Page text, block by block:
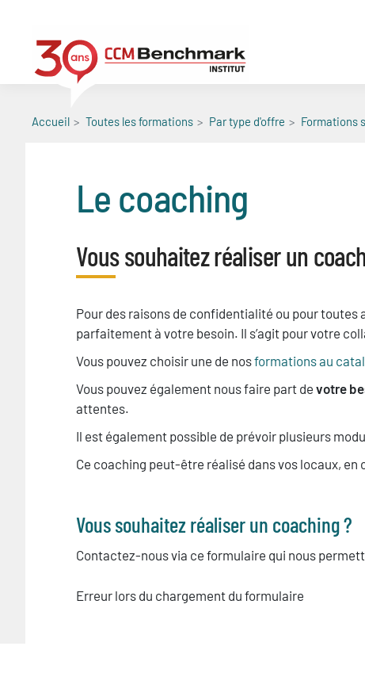
contenu
principal
Accueil Toutes les formations Par type d'offre Formations
Le coaching
Titre
Vous souhaitez réaliser un
Texte
Pour des raisons de confidentialité ou pour toutes
parfaitement à votre besoin. Il s’agit pour votre
Vous pouvez choisir une de nosformations au
Vous pouvez également nous faire part de votre
attentes.
Il est également possible de prévoir plusieurs
Ce coaching peut-être réalisé dans vos locaux,
Vous souhaitez réaliser un coaching ?
Contactez-nous via ce formulaire qui nous
Erreur lors du chargement du formulaire